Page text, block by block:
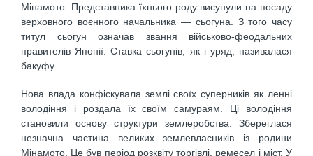
Мінамото. Представника їхнього роду висунули на посаду
верховного воєнного начальника — сьогуна. З того часу
титул сьогун означав звання військово-феодальних
правителів Японії. Ставка сьогунів, як і уряд, називалася
бакуфу.
Нова влада конфіскувала землі своїх суперників як ленні
володіння і роздала їх своїм самураям. Ці володіння
становили основу структури землеробства. Збереглася
незначна частина великих землевласників із родини
Мінамото. Це був період розквіту торгівлі, ремесел і міст. У